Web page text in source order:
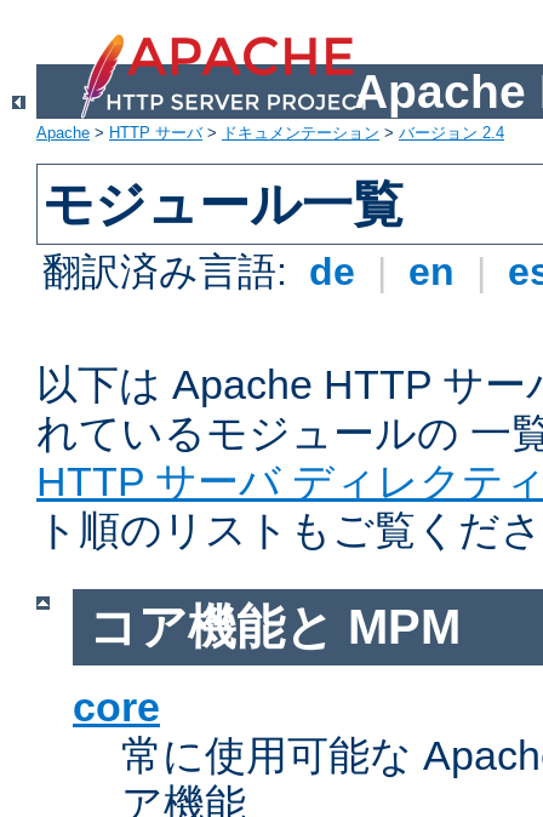
Apache
Apache > HTTP サーバ> ドキュメンテーション > バージョン 2.4
モジュール一覧
翻訳済み言語: de | en |
以下は Apache HTTP サ
れているモジュールの 一
HTTP サーバ ディレクテ
ト順のリストもご覧くだ
コア機能と MPM
core
常に使用可能な
ア機能